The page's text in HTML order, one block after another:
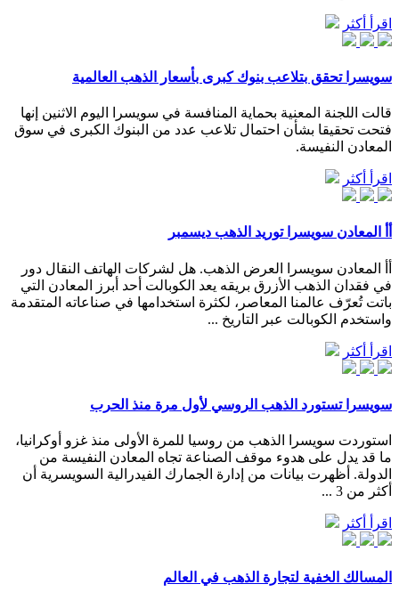
اقرأ أكثر
سويسرا تحقق بتلاعب بنوك كبرى بأسعار الذهب العالمية
قالت اللجنة المعنية بحماية المنافسة في سويسرا اليوم الاثنين إنها
فتحت تحقيقا بشأن احتمال تلاعب عدد من البنوك الكبرى في سوق
المعادن النفيسة.
اقرأ أكثر
أأ المعادن سويسرا توريد الذهب ديسمبر
أأ المعادن سويسرا العرض الذهب. هل لشركات الهاتف النقال دور
في فقدان الذهب الأزرق بريقه يعد الكوبالت أحد أبرز المعادن التي
باتت تُعرّف عالمنا المعاصر، لكثرة استخدامها في صناعاته المتقدمة
واستخدم الكوبالت عبر التاريخ ...
اقرأ أكثر
سويسرا تستورد الذهب الروسي لأول مرة منذ الحرب
استوردت سويسرا الذهب من روسيا للمرة الأولى منذ غزو أوكرانيا،
ما قد يدل على هدوء موقف الصناعة تجاه المعادن النفيسة من
الدولة. أظهرت بيانات من إدارة الجمارك الفيدرالية السويسرية أن
أكثر من 3 ...
اقرأ أكثر
المسالك الخفية لتجارة الذهب في العالم